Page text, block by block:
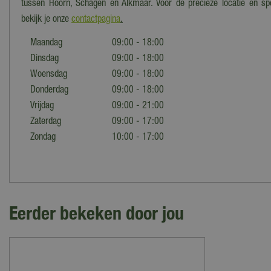
tussen Hoorn, Schagen en Alkmaar. Voor de precieze locatie en
bekijk je onze contactpagina.
Maandag
09:00 - 18:00
Dinsdag
09:00 - 18:00
Woensdag
09:00 - 18:00
Donderdag
09:00 - 18:00
Vrijdag
09:00 - 21:00
Zaterdag
09:00 - 17:00
Zondag
10:00 - 17:00
Eerder bekeken door jou